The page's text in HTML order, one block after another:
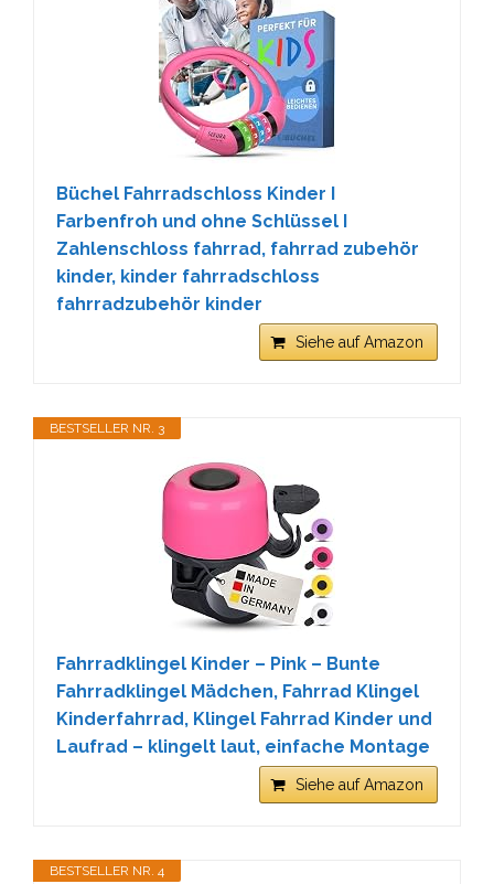
Büchel Fahrradschloss Kinder I
Farbenfroh und ohne Schlüssel I
Zahlenschloss fahrrad, fahrrad zubehör
kinder, kinder fahrradschloss
fahrradzubehör kinder
Siehe auf Amazon
BESTSELLER NR. 3
Fahrradklingel Kinder – Pink – Bunte
Fahrradklingel Mädchen, Fahrrad Klingel
Kinderfahrrad, Klingel Fahrrad Kinder und
Laufrad – klingelt laut, einfache Montage
Siehe auf Amazon
BESTSELLER NR. 4